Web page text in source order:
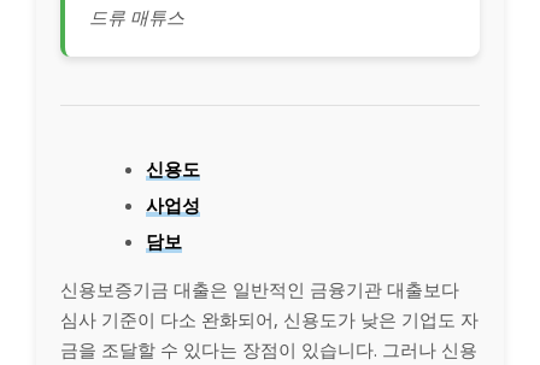
드류 매튜스
신용도
사업성
담보
신용보증기금 대출은 일반적인 금융기관 대출보다
심사 기준이 다소 완화되어, 신용도가 낮은 기업도 자
금을 조달할 수 있다는 장점이 있습니다. 그러나 신용